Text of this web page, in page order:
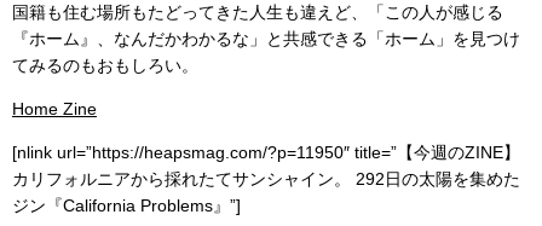
国籍も住む場所もたどってきた人生も違えど、「この人が感じる
『ホーム』、なんだかわかるな」と共感できる「ホーム」を見つけ
てみるのもおもしろい。
Home Zine
[nlink url=”https://heapsmag.com/?p=11950″ title=”【今週のZINE】
カリフォルニアから採れたてサンシャイン。 292日の太陽を集めた
ジン『California Problems』”]